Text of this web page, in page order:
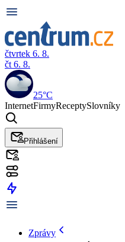
čtvrtek 6. 8.
čt 6. 8.
25°C
InternetFirmyReceptySlovníky
Přihlášení
Zprávy